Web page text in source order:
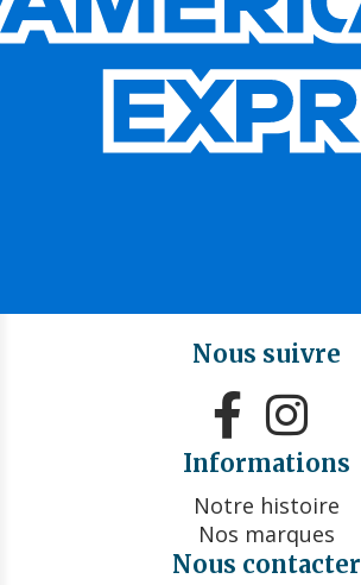
Nous suivre
 
Informations
Notre histoire
Nos marques
Nous contacter